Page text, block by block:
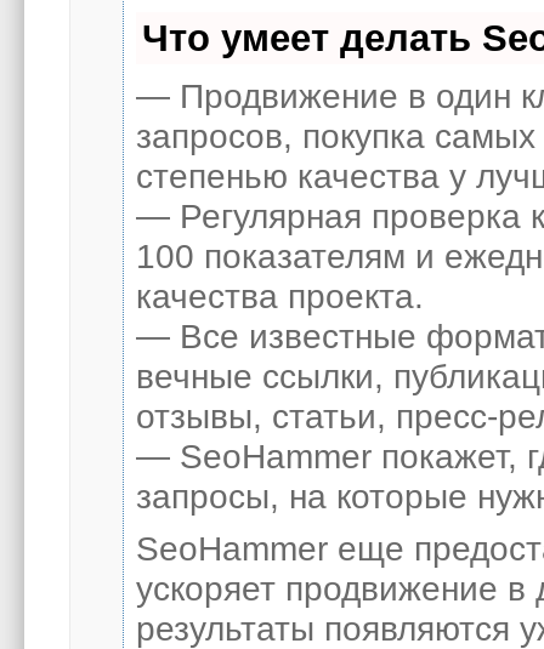
Что умеет делать
— Продвижение в один
запросов, покупка
степенью качества у
— Регулярная проверка
100 показателям и
качества проекта.
— Все известные
вечные ссылки,
отзывы, статьи, пресс-
— SeoHammer покажет,
запросы, на которые
SeoHammer еще
ускоряет продвижение в
результаты появляются